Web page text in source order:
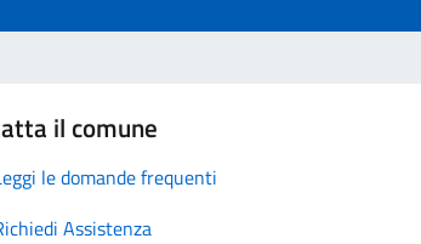
il comune
le domande frequenti
Assistenza